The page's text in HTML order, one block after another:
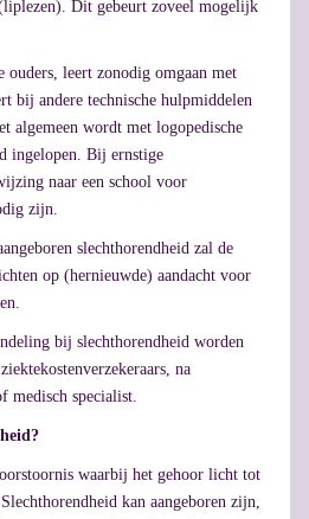
Dit gebeurt zoveel mogelijk
ouders, leert zonodig omgaan met
bij andere technische hulpmiddelen
algemeen wordt met logopedische
ingelopen. Bij ernstige
naar een school voor
zijn.
slechthorendheid zal de
op (hernieuwde) aandacht voor
bij slechthorendheid worden
na
medisch specialist.
waarbij het gehoor licht tot
kan aangeboren zijn,